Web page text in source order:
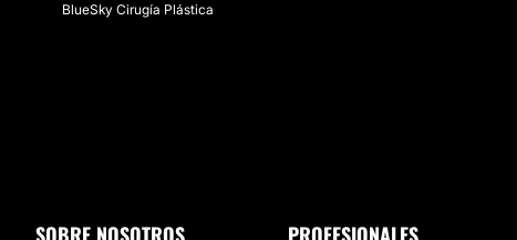
​BlueSky Cirugía Plástica